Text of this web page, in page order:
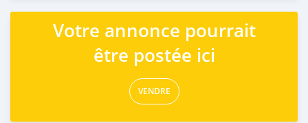
Publié il y a presque 6 ans
Votre annonce pourrait
être postée ici
VENDRE